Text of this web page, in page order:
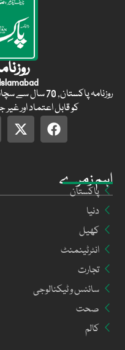
اہم زمرے
پاکستان
دنیا
کھیل
انٹرٹینمنٹ
تجارت
سائنس و ٹیکنالوجی
صحت
کالم
روزنامہ
کو قابل اعتماد اور غیر